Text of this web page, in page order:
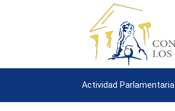
Actividad Parlamentaria